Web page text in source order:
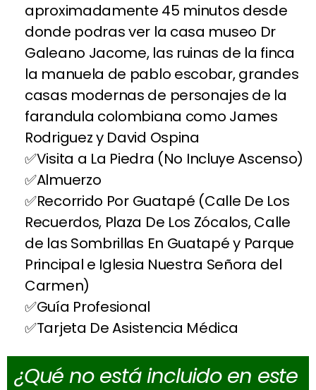
aproximadamente 45 minutos desde
donde podras ver la casa museo Dr
Galeano Jacome, las ruinas de la finca
la manuela de pablo escobar, grandes
casas modernas de personajes de la
farandula colombiana como James
Rodriguez y David Ospina
Visita a La Piedra (No Incluye Ascenso)
Almuerzo
Recorrido Por Guatapé (Calle De Los
Recuerdos, Plaza De Los Zócalos, Calle
de las Sombrillas En Guatapé y Parque
Principal e Iglesia Nuestra Señora del
Carmen)
Guía Profesional
Tarjeta De Asistencia Médica
¿Qué no está incluido en este